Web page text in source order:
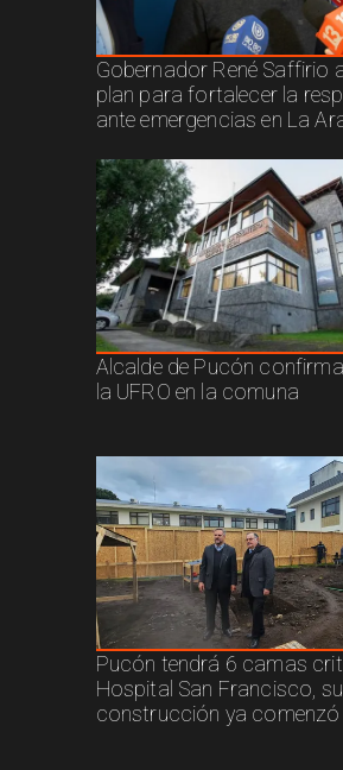
Gobernador René Saffirio
plan para fortalecer la
ante emergencias en La
Alcalde de Pucón
la UFRO en la comuna
Pucón tendrá 6 camas
Hospital San Francisco, su
construcción ya comenzó